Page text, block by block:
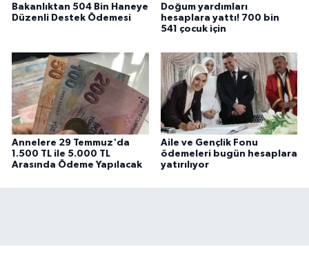
Bakanlıktan 504 Bin Haneye
Düzenli Destek Ödemesi
Doğum yardımları
hesaplara yattı! 700 bin
541 çocuk için
Annelere 29 Temmuz'da
1.500 TL ile 5.000 TL
Arasında Ödeme Yapılacak
Aile ve Gençlik Fonu
ödemeleri bugün hesaplara
yatırılıyor